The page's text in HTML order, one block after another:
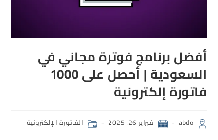
أفضل برنامج فوترة مجاني في
السعودية | أحصل على 1000
فاتورة إلكترونية
abdo فبراير 26, 2025 الفاتورة الإلكترونية